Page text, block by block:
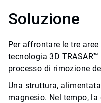
Soluzione
Per affrontare le tre
tecnologia 3D
processo di rimozione
Una struttura,
magnesio. Nel tempo,